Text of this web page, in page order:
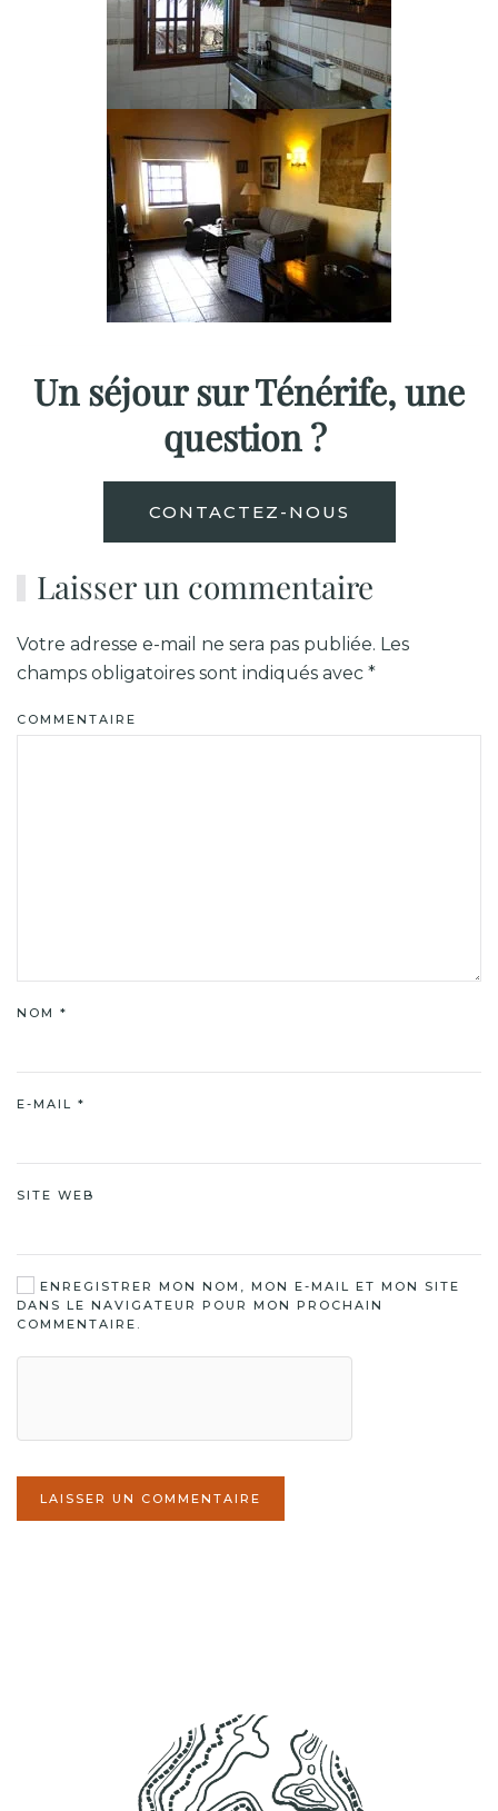
chambres
Washingtonia
Un séjour sur Ténérife, une
question ?
CONTACTEZ-NOUS
Laisser un commentaire
Votre adresse e-mail ne sera pas publiée. Les
champs obligatoires sont indiqués avec *
COMMENTAIRE
NOM *
E-MAIL *
SITE WEB
ENREGISTRER MON NOM, MON E-MAIL ET MON SITE
DANS LE NAVIGATEUR POUR MON PROCHAIN
COMMENTAIRE.
LAISSER UN COMMENTAIRE